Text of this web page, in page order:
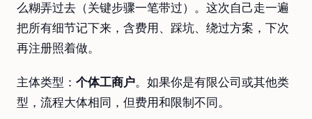
么糊弄过去（关键步骤一笔带过）。这次自己走一遍
把所有细节记下来，含费用、踩坑、绕过方案，下次
再注册照着做。
主体类型： 个体工商户。如果你是有限公司或其他类
型，流程大体相同，但费用和限制不同。